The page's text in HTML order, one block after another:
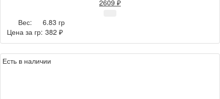
2609 ₽
Вес:
6.83 гр
Цена за гр: 382 ₽
Есть в наличии